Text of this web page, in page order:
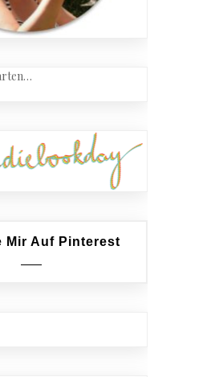
Mir Auf Pinterest